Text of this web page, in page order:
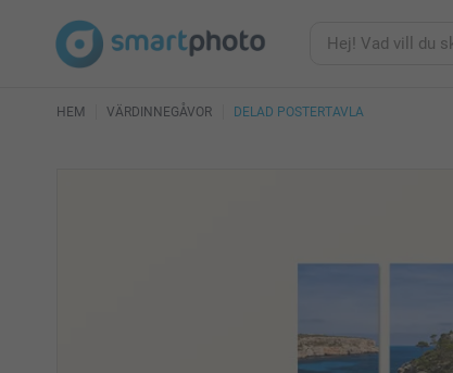
HEM VÄRDINNEGÅVOR DELAD POSTERTAVLA